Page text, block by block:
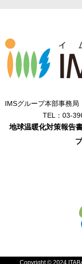
IMSグループ本部事務
TEL： 03-
地球温暖化対策報告
Copyright © 2024